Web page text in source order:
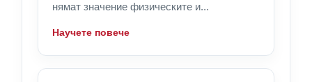
нямат значение физическите и...
Научете повече